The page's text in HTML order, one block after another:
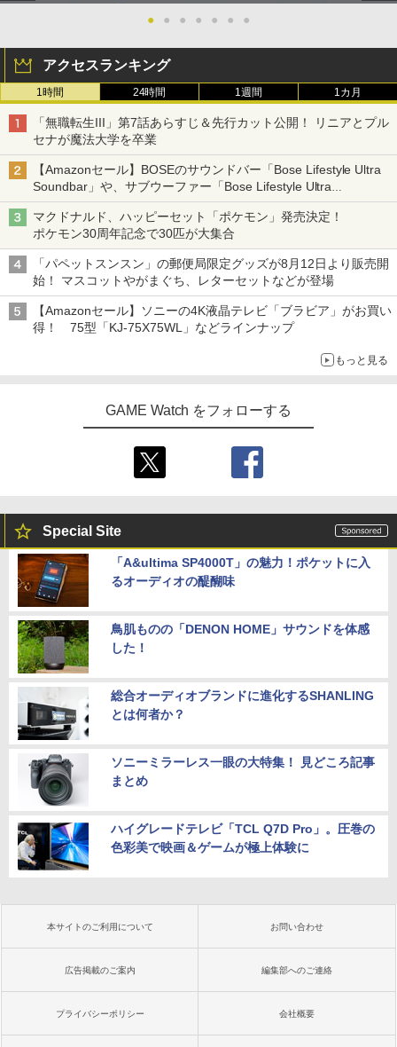
● ● ● ● ● ● ●
アクセスランキング
1時間 24時間 1週間 1カ月
「無職転生III」第7話あらすじ＆先行カット公開！ リニアとプル
セナが魔法大学を卒業
【Amazonセール】BOSEのサウンドバー「Bose Lifestyle Ultra
Soundbar」や、サブウーファー「Bose Lifestyle Ultra
Subwoofer」などお買い得！
マクドナルド、ハッピーセット「ポケモン」発売決定！
ポケモン30周年記念で30匹が大集合
「パペットスンスン」の郵便局限定グッズが8月12日より販売開
始！ マスコットやがまぐち、レターセットなどが登場
【Amazonセール】ソニーの4K液晶テレビ「ブラビア」がお買い
得！ 75型「KJ-75X75WL」などラインナップ
もっと見る
GAME Watch をフォローする
Special Site
「A&ultima SP4000T」の魅力！ポケットに入
るオーディオの醍醐味
鳥肌ものの「DENON HOME」サウンドを体感
した！
総合オーディオブランドに進化するSHANLING
とは何者か？
ソニーミラーレス一眼の大特集！ 見どころ記事
まとめ
ハイグレードテレビ「TCL Q7D Pro」。圧巻の
色彩美で映画＆ゲームが極上体験に
本サイトのご利用について お問い合わせ
広告掲載のご案内 編集部へのご連絡
プライバシーポリシー 会社概要